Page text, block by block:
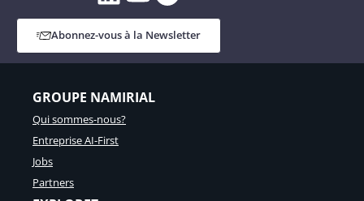
Abonnez-vous à la Newsletter
GROUPE NAMIRIAL
Qui sommes-nous?
Entreprise AI-First
Jobs
Partners